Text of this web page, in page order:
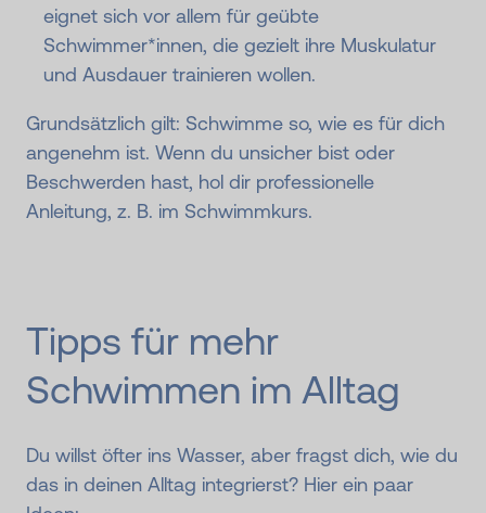
eignet sich vor allem für geübte
Schwimmer*innen, die gezielt ihre Muskulatur
und Ausdauer trainieren wollen.
Grundsätzlich gilt: Schwimme so, wie es für dich
angenehm ist. Wenn du unsicher bist oder
Beschwerden hast, hol dir professionelle
Anleitung, z. B. im Schwimmkurs.
Tipps für mehr
Schwimmen im Alltag
Du willst öfter ins Wasser, aber fragst dich, wie du
das in deinen Alltag integrierst? Hier ein paar